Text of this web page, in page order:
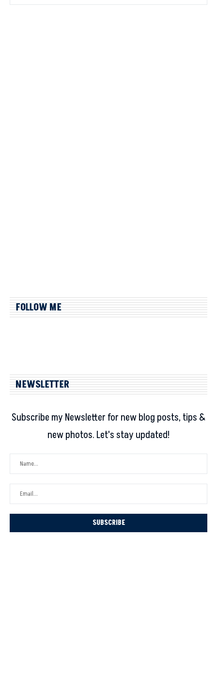
FOLLOW ME
NEWSLETTER
Subscribe my Newsletter for new blog posts, tips &
new photos. Let's stay updated!